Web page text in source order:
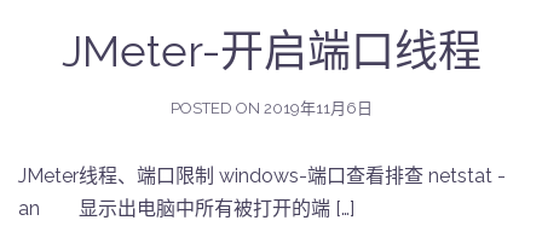
JMeter-开启端口线程
POSTED ON 2019年11月6日
JMeter线程、端口限制 windows-端口查看排查 netstat -
an 显示出电脑中所有被打开的端 […]